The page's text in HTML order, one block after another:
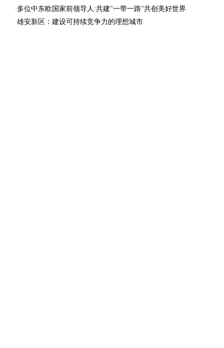
·多位中东欧国家前领导人:共建"一带一路"共创美好世界
·雄安新区：建设可持续竞争力的理想城市